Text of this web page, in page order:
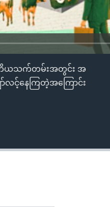
ဒုတိယသက်တမ်းအတွင်း အ
လင့်နေကြတဲ့အကြောင်း